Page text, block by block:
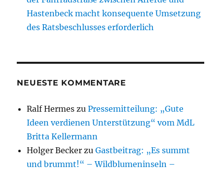
Hastenbeck macht konsequente Umsetzung
des Ratsbeschlusses erforderlich
NEUESTE KOMMENTARE
Ralf Hermes zuPressemitteilung: „Gute
Ideen verdienen Unterstützung“ vom MdL
Britta Kellermann
Holger Becker zuGastbeitrag: „Es summt
und brummt!“ – Wildblumeninseln –